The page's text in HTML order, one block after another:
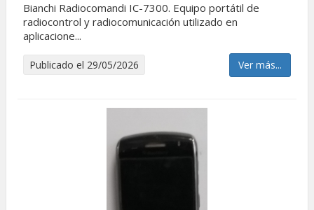
Bianchi Radiocomandi IC-7300. Equipo portátil de
radiocontrol y radiocomunicación utilizado en
aplicacione...
Publicado el 29/05/2026 Ver más...